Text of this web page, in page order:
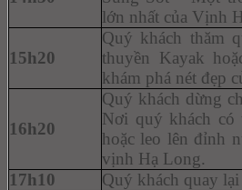
lớn nhất của Vịnh
15h20
Quý khách thăm
thuyền Kayak
khám phá nét đẹp
16h20
Quý khách dừng
Nơi quý khách có
hoặc leo lên đỉnh
vịnh Hạ Long.
17h10
Quý khách quay